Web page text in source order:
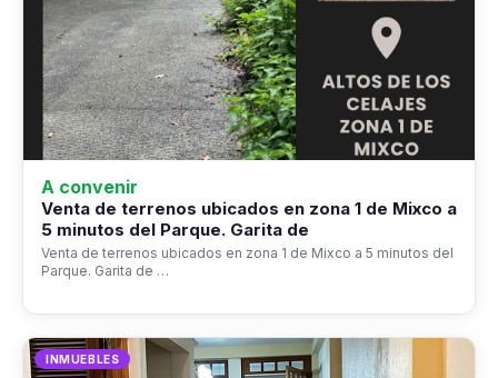
A convenir
Venta de terrenos ubicados en zona 1 de Mixco a
5 minutos del Parque. Garita de
Venta de terrenos ubicados en zona 1 de Mixco a 5 minutos del
Parque. Garita de …
INMUEBLES